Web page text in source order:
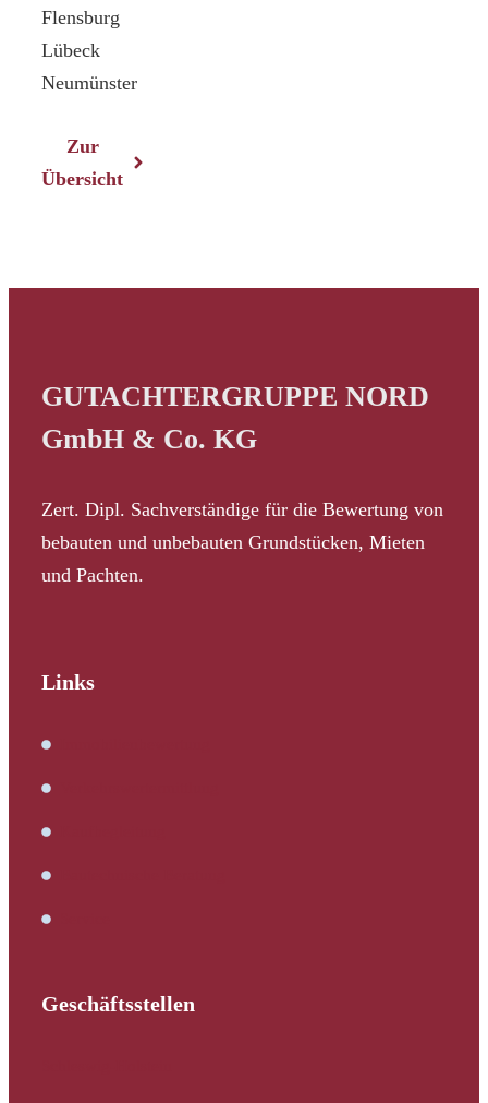
Flensburg
Lübeck
Neumünster
Zur
Übersicht
GUTACHTERGRUPPE NORD
GmbH & Co. KG
Zert. Dipl. Sachverständige für die Bewertung von
bebauten und unbebauten Grundstücken, Mieten
und Pachten.
Links
Geschäftsstellen